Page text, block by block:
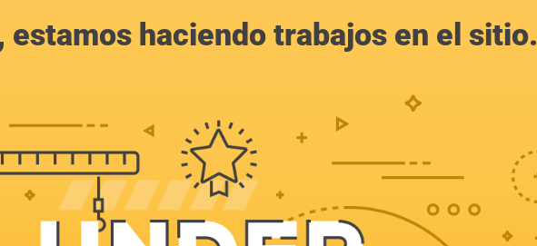
estamos haciendo trabajos en el sitio.